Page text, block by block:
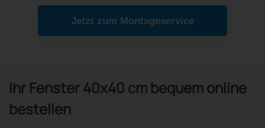
Jetzt zum Montageservice
Ihr Fenster 40x40 cm bequem online
bestellen